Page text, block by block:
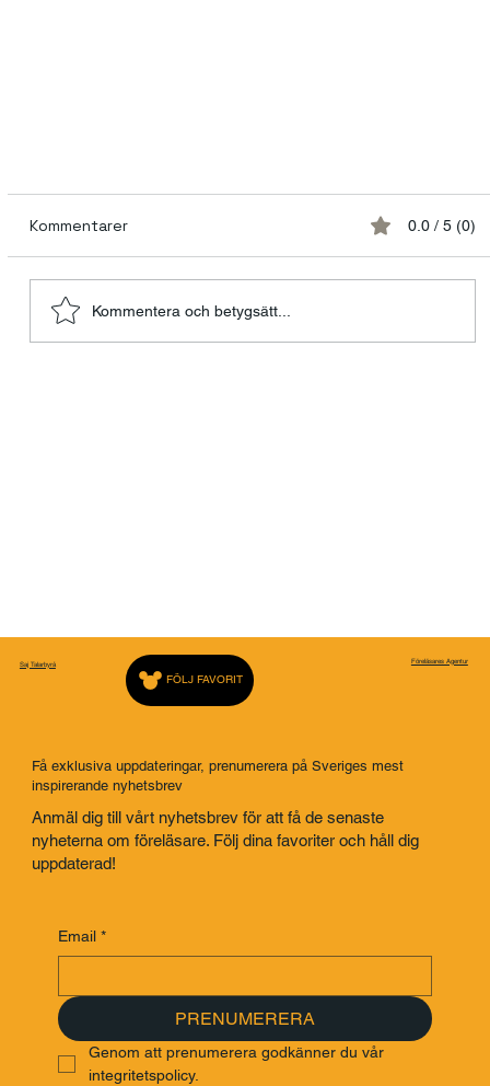
Kommentarer 0.0 / 5 (0)
Kommentera och betygsätt...
Saj Talarbyrå Föreläsares Agentur
FÖLJ FAVORIT
Få exklusiva uppdateringar, prenumerera på Sveriges mest
inspirerande nyhetsbrev
Anmäl dig till vårt nyhetsbrev för att få de senaste
nyheterna om föreläsare. Följ dina favoriter och håll dig
uppdaterad!
Email *
PRENUMERERA
Genom att prenumerera godkänner du vår
integritetspolicy.